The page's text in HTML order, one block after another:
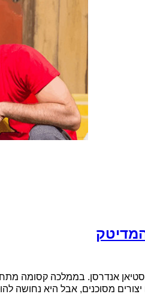
אנדרסן. בממלכה קסומה
מסוכנים, אבל היא נחושה